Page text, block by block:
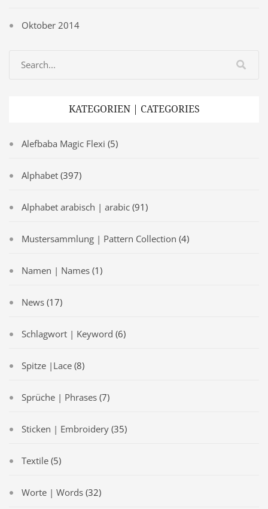
Oktober 2014
KATEGORIEN | CATEGORIES
Alefbaba Magic Flexi (5)
Alphabet (397)
Alphabet arabisch | arabic (91)
Mustersammlung | Pattern Collection (4)
Namen | Names (1)
News (17)
Schlagwort | Keyword (6)
Spitze |Lace (8)
Sprüche | Phrases (7)
Sticken | Embroidery (35)
Textile (5)
Worte | Words (32)